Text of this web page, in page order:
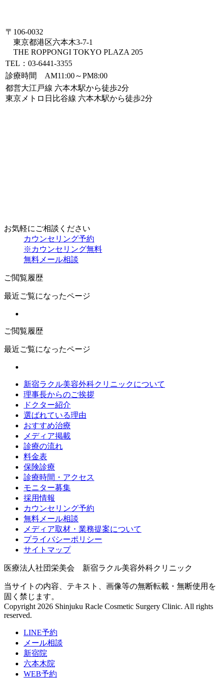
〒106-0032
東京都港区六本木3-7-1
THE ROPPONGI TOKYO PLAZA 205
TEL：03-6441-3355
診療時間 AM11:00～PM8:00
都営大江戸線 六本木駅から徒歩2分
東京メトロ日比谷線 六本木駅から徒歩2分
お気軽にご相談ください
カウンセリング予約
※カウンセリング無料
無料メール相談
ご閲覧履歴
最近ご覧になったページ
ご閲覧履歴
最近ご覧になったページ
新宿ラクル美容外科クリニックについて
理事長からのご挨拶
ドクター紹介
選ばれている理由
おすすめ治療
メディア掲載
診療の流れ
料金表
保険診療
診療時間・アクセス
モニター募集
採用情報
カウンセリング予約
無料メール相談
メディア取材・業務提案について
プライバシーポリシー
サイトマップ
医療法人社団栄美会 新宿ラクル美容外科クリニック
当サイトの内容、テキスト、画像等の無断転載・無断使用を
固く禁じます。
Copyright 2026 Shinjuku Racle Cosmetic Surgery Clinic. All rights
reserved.
LINE予約
メール相談
新宿院
六本木院
WEB予約